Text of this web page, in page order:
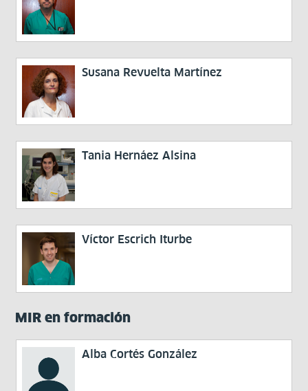
Susana Revuelta Martínez
Tania Hernáez Alsina
Víctor Escrich Iturbe
MIR en formación
Alba Cortés González